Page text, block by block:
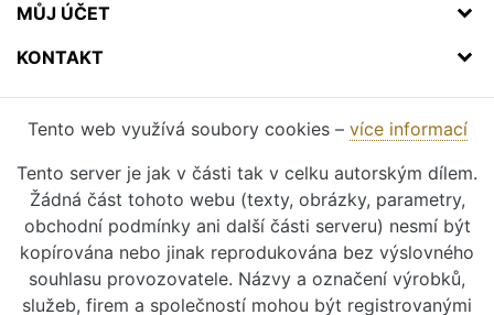
MŮJ ÚČET
KONTAKT
Tento web využívá soubory cookies – více informací
Tento server je jak v části tak v celku autorským dílem.
Žádná část tohoto webu (texty, obrázky, parametry,
obchodní podmínky ani další části serveru) nesmí být
kopírována nebo jinak reprodukována bez výslovného
souhlasu provozovatele. Názvy a označení výrobků,
služeb, firem a společností mohou být registrovanými